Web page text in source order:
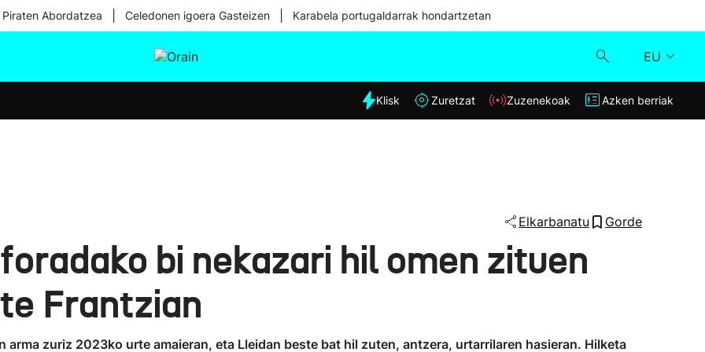
Abordatzea Celedonen igoera Gasteizen Karabela portugaldarrak hondartzetan
EU
Eguraldia
Klisk
Klisk Zuretzat Zuzenekoak Azken berriak
Elkarbanatu Gorde
bi nekazari hil omen zituen
Frantzian
zuriz 2023ko urte amaieran, eta Lleidan beste bat hil zuten, antzera, urtarrilaren hasieran. Hilketa